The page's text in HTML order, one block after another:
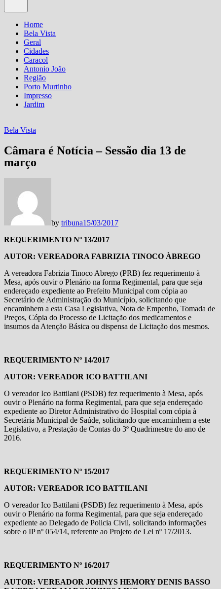
Home
Bela Vista
Geral
Cidades
Caracol
Antonio João
Região
Porto Murtinho
Impresso
Jardim
Bela Vista
Câmara é Notícia – Sessão dia 13 de
março
by tribuna15/03/2017
REQUERIMENTO Nº 13/2017
AUTOR: VEREADORA FABRIZIA TINOCO ÀBREGO
A vereadora Fabrizia Tinoco Abrego (PRB) fez requerimento à
Mesa, após ouvir o Plenário na forma Regimental, para que seja
endereçado expediente ao Prefeito Municipal com cópia ao
Secretário de Administração do Município, solicitando que
encaminhem a esta Casa Legislativa, Nota de Empenho, Tomada de
Preços, Cópia do Processo de Licitação dos medicamentos e
insumos da Atenção Básica ou dispensa de Licitação dos mesmos.
REQUERIMENTO Nº 14/2017
AUTOR: VEREADOR ICO BATTILANI
O vereador Ico Battilani (PSDB) fez requerimento à Mesa, após
ouvir o Plenário na forma Regimental, para que seja endereçado
expediente ao Diretor Administrativo do Hospital com cópia à
Secretária Municipal de Saúde, solicitando que encaminhem a este
Legislativo, a Prestação de Contas do 3º Quadrimestre do ano de
2016.
REQUERIMENTO Nº 15/2017
AUTOR: VEREADOR ICO BATTILANI
O vereador Ico Battilani (PSDB) fez requerimento à Mesa, após
ouvir o Plenário na forma Regimental, para que seja endereçado
expediente ao Delegado de Policia Civil, solicitando informações
sobre o IP nº 054/14, referente ao Projeto de Lei nº 17/2013.
REQUERIMENTO Nº 16/2017
AUTOR: VEREADOR JOHNYS HEMORY DENIS BASSO